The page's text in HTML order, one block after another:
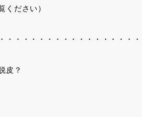
ください）
・・・・・・・・・・・・・・・・
皮？